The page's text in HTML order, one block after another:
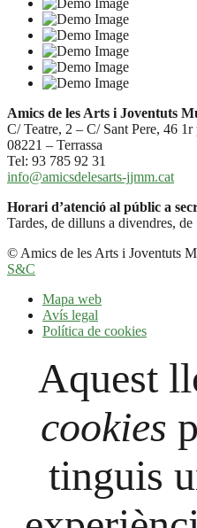
Amics de les Arts i Joventuts
C/ Teatre, 2 – C/ Sant Pere, 46 1r
08221 – Terrassa
Tel: 93 785 92 31
info@amicsdelesarts-jjmm.cat
Horari d’atenció al públic a
Tardes, de dilluns a divendres, de
© Amics de les Arts i Joventuts
S&C
Mapa web
Avís legal
Política de cookies
Aquest
cookies
tinguis